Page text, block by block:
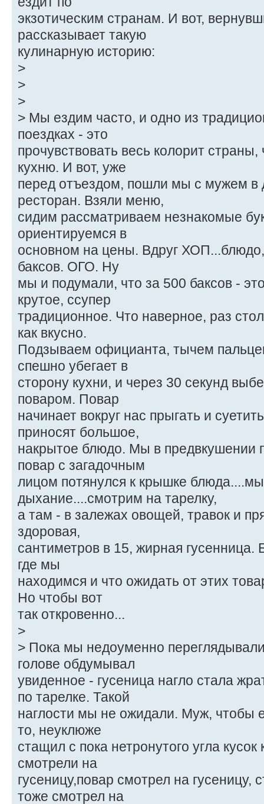
экзотическим странам. И вот,
рассказывает такую
кулинарную историю:
>
>
>
> Мы ездим часто, и одно из
поездках - это
прочувствовать весь колорит
кухню. И вот, уже
перед отъездом, пошли мы с мужем в
ресторан. Взяли меню,
сидим рассматриваем незнакомые
ориентируемся в
основном на цены. Вдруг
баксов. ОГО. Ну
мы и подумали, что за 500 баксов -
крутое, ссупер
традиционное. Что наверное, раз
как вкусно.
Подзываем официанта, тычем
спешно убегает в
сторону кухни, и через 30 секунд
поваром. Повар
начинает вокруг нас прыгать и
приносят большое,
накрытое блюдо. Мы в предвкушении
повар с загадочным
лицом потянулся к крышке
дыхание....смотрим на тарелку,
а там - в залежах овощей, травок и
здоровая,
сантиметров в 15, жирная
где мы
находимся и что ожидать от этих
Но чтобы вот
так откровенно...
>
> Пока мы недоуменно
голове обдумывал
увиденное - гусеница нагло стала
по тарелке. Такой
наглости мы не ожидали. Муж, чтобы
то, неуклюже
стащил с пока нетронутого угла
смотрели на
гусеницу,повар смотрел на
тоже смотрел на